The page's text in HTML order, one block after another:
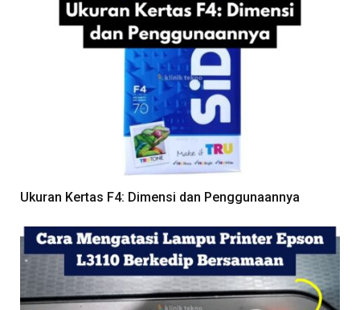
Ukuran Kertas F4: Dimensi dan Penggunaannya